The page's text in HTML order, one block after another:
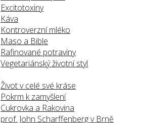
Excitotoxiny
Káva
Kontroverzní mléko
Maso a Bible
Rafinované potraviny
Vegetariánský životní styl
Život v celé své kráse
Pokrm k zamyšlení
Cukrovka a Rakovina
prof. John Scharffenberg v Brně